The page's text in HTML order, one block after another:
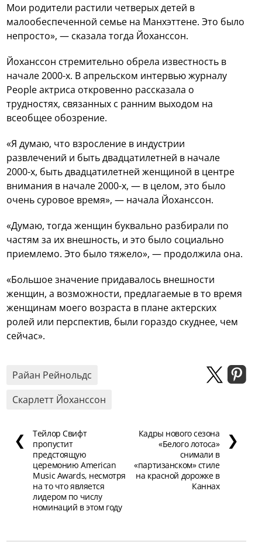
Мои родители растили четверых детей в
малообеспеченной семье на Манхэттене. Это было
непросто», — сказала тогда Йоханссон.
Йоханссон стремительно обрела известность в
начале 2000-х. В апрельском интервью журналу
People актриса откровенно рассказала о
трудностях, связанных с ранним выходом на
всеобщее обозрение.
«Я думаю, что взросление в индустрии
развлечений и быть двадцатилетней в начале
2000-х, быть двадцатилетней женщиной в центре
внимания в начале 2000-х, — в целом, это было
очень суровое время», — начала Йоханссон.
«Думаю, тогда женщин буквально разбирали по
частям за их внешность, и это было социально
приемлемо. Это было тяжело», — продолжила она.
«Большое значение придавалось внешности
женщин, а возможности, предлагаемые в то время
женщинам моего возраста в плане актерских
ролей или перспектив, были гораздо скуднее, чем
сейчас».
Райан Рейнольдс
Скарлетт Йоханссон
❮
Тейлор Свифт
пропустит
предстоящую
церемонию American
Music Awards, несмотря
на то что является
лидером по числу
номинаций в этом году
Кадры нового сезона
«Белого лотоса»
снимали в
«партизанском» стиле
на красной дорожке в
Каннах
❯